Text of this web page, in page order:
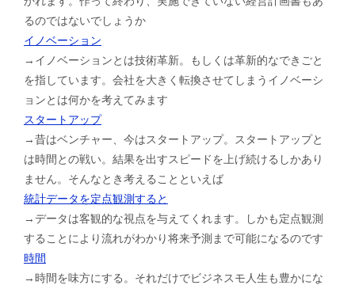
るのではないでしょうか
イノベーション
→イノベーションとは技術革新。もしくは革新的なできごと
を指しています。会社を大きく転換させてしまうイノベーシ
ョンとは何かを考えてみます
スタートアップ
→昔はベンチャー、今はスタートアップ。スタートアップと
は時間との戦い。結果を出すスピードを上げ続けるしかあり
ません。そんなとき考えることといえば
統計データを定点観測すると
→データは客観的な視点を与えてくれます。しかも定点観測
することにより流れがわかり将来予測まで可能になるのです
時間
→時間を味方にする。それだけでビジネスモ人生も豊かにな